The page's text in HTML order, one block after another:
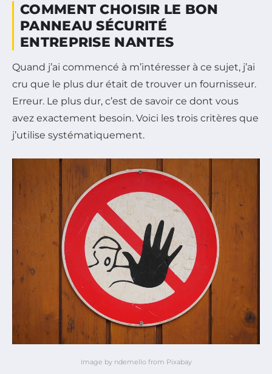
COMMENT CHOISIR LE BON
PANNEAU SÉCURITÉ
ENTREPRISE NANTES
Quand j’ai commencé à m’intéresser à ce sujet, j’ai
cru que le plus dur était de trouver un fournisseur.
Erreur. Le plus dur, c’est de savoir ce dont vous
avez exactement besoin. Voici les trois critères que
j’utilise systématiquement.
Image by ndemello from Pixabay